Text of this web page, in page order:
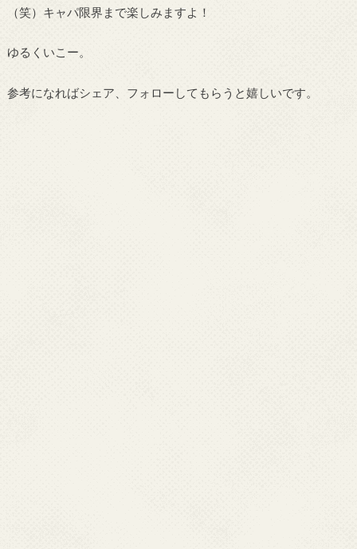
（笑）キャパ限界まで楽しみますよ！
ゆるくいこー。
参考になればシェア、フォローしてもらうと嬉しいです。